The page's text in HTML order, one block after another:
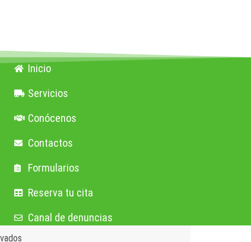
Inicio
Servicios
Conócenos
Contactos
Formularios
Reserva tu cita
Canal de denuncias